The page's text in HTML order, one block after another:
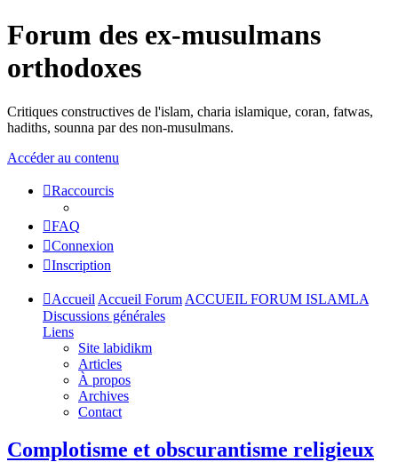
Forum des ex-musulmans
orthodoxes
Critiques constructives de l'islam, charia islamique, coran, fatwas,
hadiths, sounna par des non-musulmans.
Accéder au contenu
Raccourcis
FAQ
Connexion
Inscription
Accueil Accueil Forum ACCUEIL FORUM ISLAMLA
Discussions générales
Liens
Site labidikm
Articles
À propos
Archives
Contact
Complotisme et obscurantisme religieux